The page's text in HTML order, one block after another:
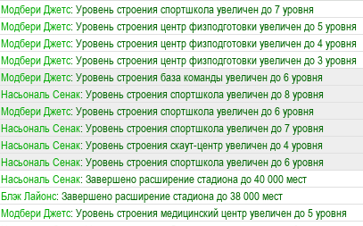
Модбери Джетс: Уровень строения спортшкола увеличен до 7 уровня
Модбери Джетс: Уровень строения центр физподготовки увеличен до 5 уровня
Модбери Джетс: Уровень строения центр физподготовки увеличен до 4 уровня
Модбери Джетс: Уровень строения центр физподготовки увеличен до 3 уровня
Модбери Джетс: Уровень строения база команды увеличен до 6 уровня
Насьональ Сенак: Уровень строения спортшкола увеличен до 8 уровня
Модбери Джетс: Уровень строения спортшкола увеличен до 6 уровня
Насьональ Сенак: Уровень строения спортшкола увеличен до 7 уровня
Насьональ Сенак: Уровень строения скаут-центр увеличен до 4 уровня
Насьональ Сенак: Уровень строения спортшкола увеличен до 6 уровня
Насьональ Сенак: Завершено расширение стадиона до 40 000 мест
Блэк Лайонс: Завершено расширение стадиона до 38 000 мест
Модбери Джетс: Уровень строения медицинский центр увеличен до 5 уровня